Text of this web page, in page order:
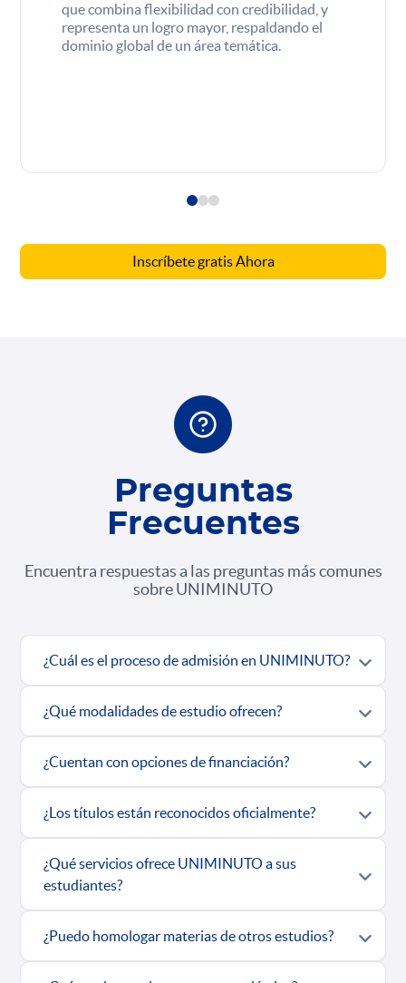
que combina flexibilidad con credibilidad, y
representa un logro mayor, respaldando el
dominio global de un área temática.
Inscríbete gratis Ahora
Preguntas
Frecuentes
Encuentra respuestas a las preguntas más comunes
sobre UNIMINUTO
¿Cuál es el proceso de admisión en UNIMINUTO?
¿Qué modalidades de estudio ofrecen?
¿Cuentan con opciones de financiación?
¿Los títulos están reconocidos oficialmente?
¿Qué servicios ofrece UNIMINUTO a sus
estudiantes?
¿Puedo homologar materias de otros estudios?